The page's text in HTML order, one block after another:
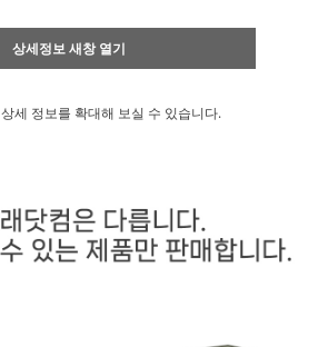
상세정보 새창 열기
상세 정보를 확대해 보실 수 있습니다.